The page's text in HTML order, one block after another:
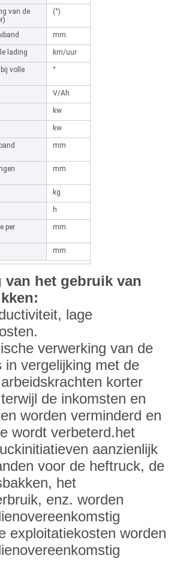
van de
(°)
mm
lading km/uur
volle
°
V/Ah
kw
kw
mm
mm
kg
h
per
mm
mm
van het gebruik van
lage
verwerking van de
in vergelijking met de
korter
de inkomsten en
worden verminderd en
wordt verbeterd.het
aanzienlijk
voor de heftruck, de
het
enz. worden
exploitatiekosten worden